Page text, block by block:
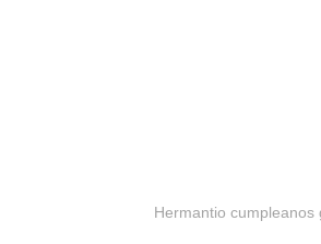
Hermantio cumpleanos